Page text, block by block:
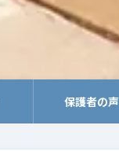
保護者の声